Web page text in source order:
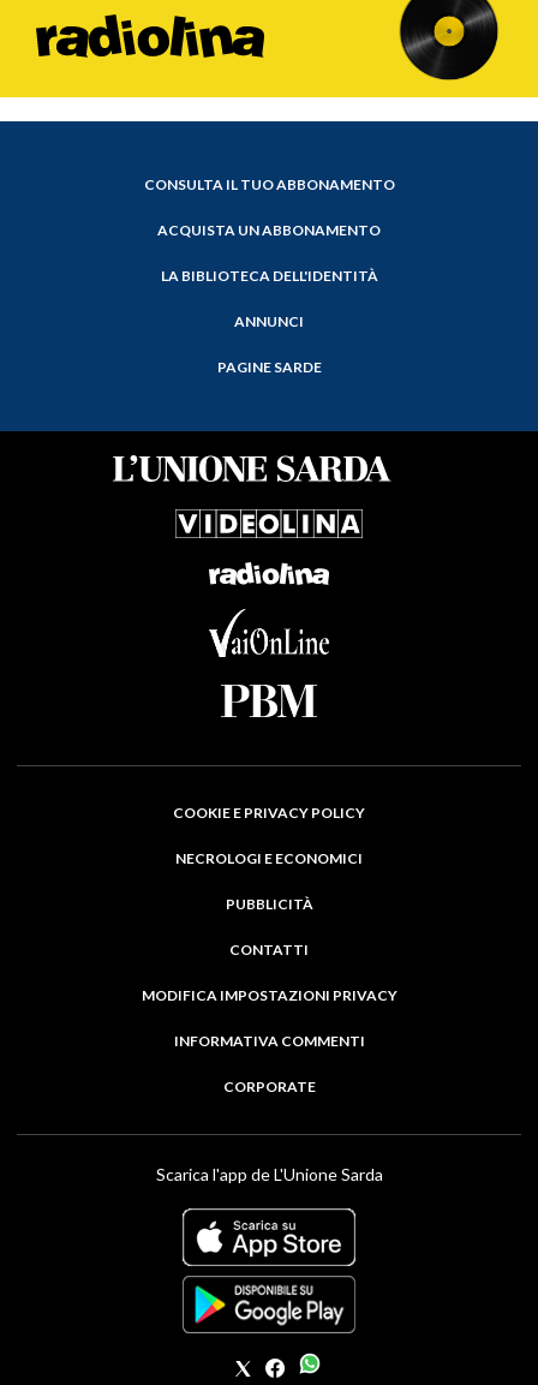
CONSULTA IL TUO ABBONAMENTO
ACQUISTA UN ABBONAMENTO
LA BIBLIOTECA DELL'IDENTITÀ
ANNUNCI
PAGINE SARDE
COOKIE E PRIVACY POLICY
NECROLOGI E ECONOMICI
PUBBLICITÀ
CONTATTI
MODIFICA IMPOSTAZIONI PRIVACY
INFORMATIVA COMMENTI
CORPORATE
Scarica l'app de L'Unione Sarda